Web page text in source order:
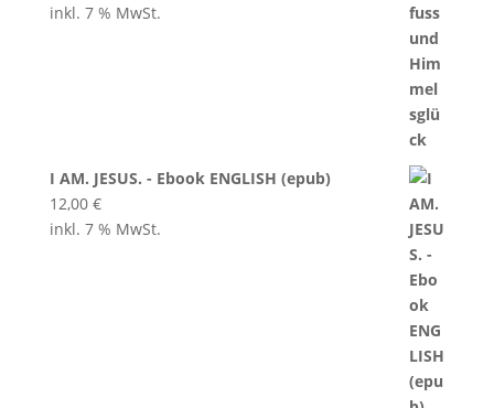
inkl. 7 % MwSt.
I AM. JESUS. - Ebook ENGLISH (epub)
12,00 €
inkl. 7 % MwSt.